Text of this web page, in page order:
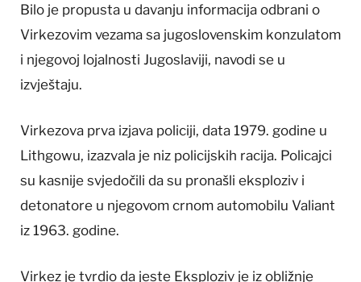
Bilo je propusta u davanju informacija odbrani o
Virkezovim vezama sa jugoslovenskim konzulatom
i njegovoj lojalnosti Jugoslaviji, navodi se u
izvještaju.
Virkezova prva izjava policiji, data 1979. godine u
Lithgowu, izazvala je niz policijskih racija. Policajci
su kasnije svjedočili da su pronašli eksploziv i
detonatore u njegovom crnom automobilu Valiant
iz 1963. godine.
Virkez je tvrdio da jeste Eksploziv je iz obližnje